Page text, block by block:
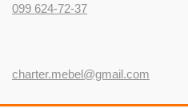
099 624-72-37
charter.mebel@gmail.com